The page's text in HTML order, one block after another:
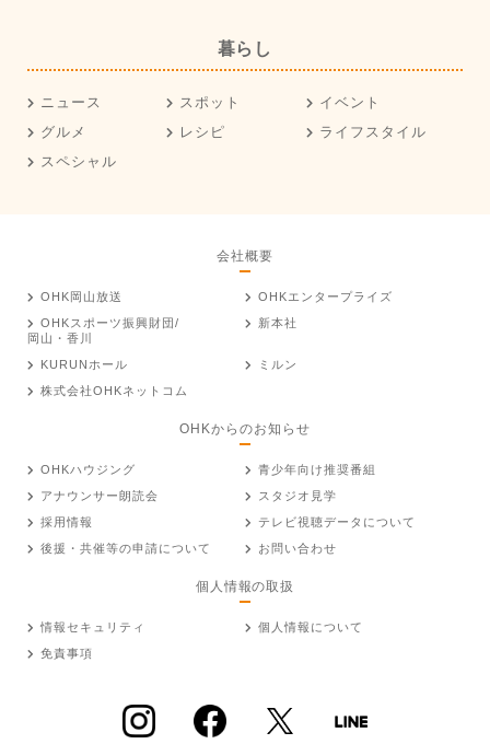
暮らし
ニュース スポット
イベント
グルメ
レシピ
ライフスタイル
スペシャル
会社概要
OHK岡山放送
OHKエンタープライズ
OHKスポーツ振興財団/
岡山・香川
新本社
KURUNホール
ミルン
株式会社OHKネットコム
OHKからのお知らせ
OHKハウジング
青少年向け推奨番組
アナウンサー朗読会
スタジオ見学
採用情報
テレビ視聴データについて
後援・共催等の申請について
お問い合わせ
個人情報の取扱
情報セキュリティ
個人情報について
免責事項